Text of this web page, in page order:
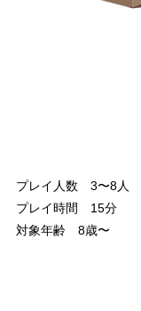
プレイ人数 3〜8人
プレイ時間 15分
対象年齢 8歳〜